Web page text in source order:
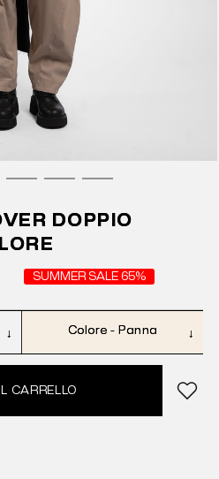
DOPPIO
SUMMER SALE 65%
Colore - Panna
CARRELLO